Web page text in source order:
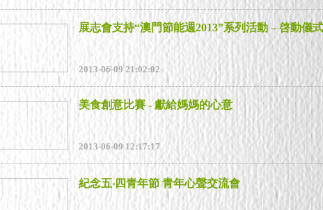
展志會支持“澳門節能週2013”系列活動 – 啓動儀式
2013-06-09 21:02:02
美食創意比賽 - 獻給媽媽的心意
2013-06-09 12:17:17
紀念五‧四青年節 青年心聲交流會